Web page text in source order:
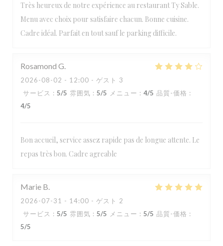
Très heureux de notre expérience au restaurant Ty Sable.
Menu avec choix pour satisfaire chacun. Bonne cuisine.
Cadre idéal. Parfait en tout sauf le parking difficile.
Rosamond G
2026-08-02 - 12:00 - ゲスト 3
サービス : 5/5 雰囲気 : 5/5 メニュー : 4/5 品質-価格 :
4/5
Bon accueil, service assez rapide pas de longue attente. Le
repas très bon. Cadre agreable
Marie B
2026-07-31 - 14:00 - ゲスト 2
サービス : 5/5 雰囲気 : 5/5 メニュー : 5/5 品質-価格 :
5/5